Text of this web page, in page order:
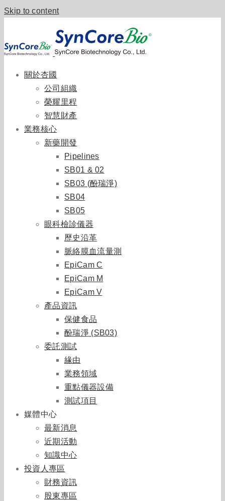
Skip to content
關於杏國
公司組織
榮耀里程
智慧財產
業務核心
新藥開發
Pipelines
SB01 & 02
SB03 (酚瑞淨)
SB04
SB05
眼科檢診儀器
歷史沿革
脈絡膜血流量測
EpiCam C
EpiCam M
EpiCam V
產品資訊
保健食品
酚瑞淨 (SB03)
委託測試
緣由
業務領域
重點儀器設備
測試項目
媒體中心
最新消息
近期活動
知識中心
投資人專區
財務資訊
股東專區